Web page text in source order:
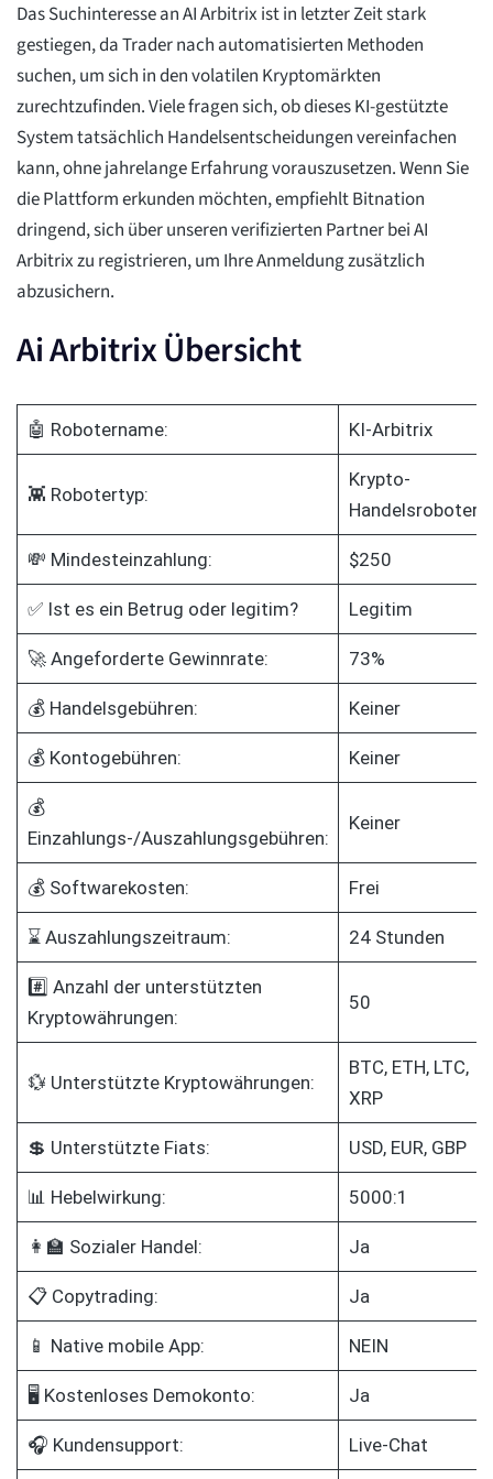
Das Suchinteresse an AI Arbitrix ist in letzter Zeit stark
gestiegen, da Trader nach automatisierten Methoden
suchen, um sich in den volatilen Kryptomärkten
zurechtzufinden. Viele fragen sich, ob dieses KI-gestützte
System tatsächlich Handelsentscheidungen vereinfachen
kann, ohne jahrelange Erfahrung vorauszusetzen. Wenn Sie
die Plattform erkunden möchten, empfiehlt Bitnation
dringend, sich über unseren verifizierten Partner bei AI
Arbitrix zu registrieren, um Ihre Anmeldung zusätzlich
abzusichern.
Ai Arbitrix Übersicht
🤖 Robotername: KI-Arbitrix
👾 Robotertyp:
Krypto-
Handelsroboter
💸 Mindesteinzahlung: $250
✅ Ist es ein Betrug oder legitim? Legitim
🚀 Angeforderte Gewinnrate: 73%
💰 Handelsgebühren: Keiner
💰 Kontogebühren: Keiner
💰
Einzahlungs-/Auszahlungsgebühren:
Keiner
💰 Softwarekosten: Frei
⌛ Auszahlungszeitraum: 24 Stunden
#️⃣ Anzahl der unterstützten
Kryptowährungen:
50
💱 Unterstützte Kryptowährungen:
BTC, ETH, LTC,
XRP
💲 Unterstützte Fiats: USD, EUR, GBP
📊 Hebelwirkung: 5000:1
👩‍🏫 Sozialer Handel: Ja
📋 Copytrading: Ja
📱 Native mobile App: NEIN
🖥️ Kostenloses Demokonto: Ja
🎧 Kundensupport: Live-Chat